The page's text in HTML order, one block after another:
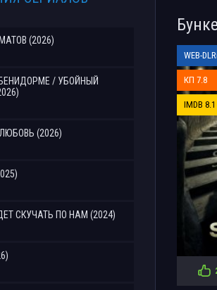
WEB-
КП 7.8
IMDB 8.1
(2026)
/ УБОЙНЫЙ
(2026)
СКУЧАТЬ ПО НАМ (2024)